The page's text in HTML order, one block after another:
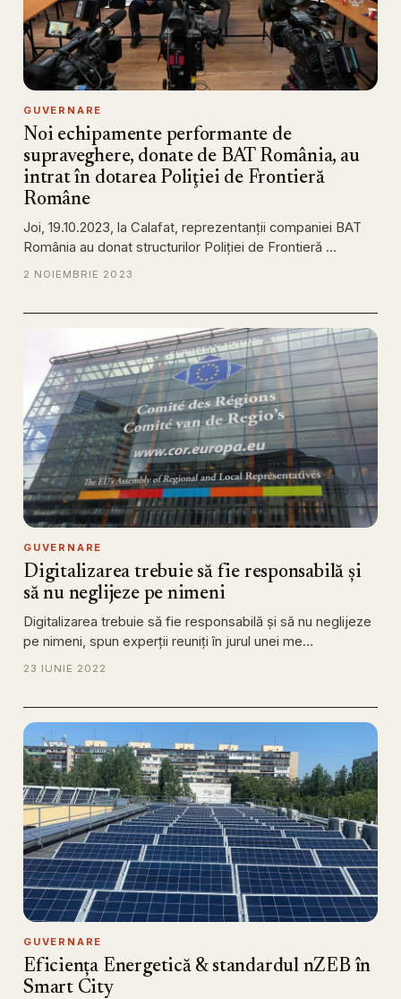
GUVERNARE
Noi echipamente performante de
supraveghere, donate de BAT România, au
intrat în dotarea Poliţiei de Frontieră
Române
Joi, 19.10.2023, la Calafat, reprezentanţii companiei BAT
România au donat structurilor Poliţiei de Frontieră …
2 NOIEMBRIE 2023
GUVERNARE
Digitalizarea trebuie să fie responsabilă și
să nu neglijeze pe nimeni
Digitalizarea trebuie să fie responsabilă și să nu neglijeze
pe nimeni, spun experții reuniți în jurul unei me…
23 IUNIE 2022
GUVERNARE
Eficiența Energetică & standardul nZEB în
Smart City